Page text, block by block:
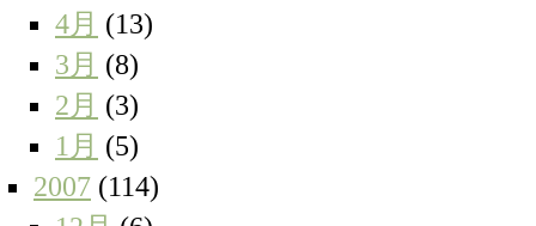
4月 (13)
3月 (8)
2月 (3)
1月 (5)
2007 (114)